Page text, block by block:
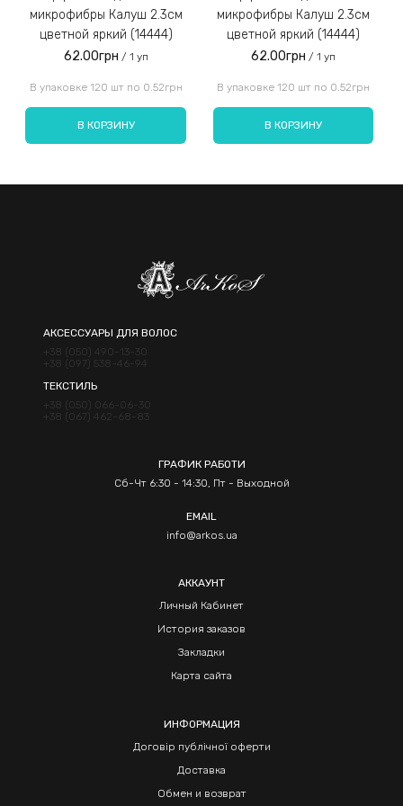
микрофибры Калуш 2.3см
цветной яркий (14444)
62.00грн / 1 уп
В упаковке 120 шт по 0.52грн
В КОРЗИНУ
микрофибры Калуш 2.3см
цветной яркий (14444)
62.00грн / 1 уп
В упаковке 120 шт по 0.52грн
В КОРЗИНУ
АКСЕССУАРЫ ДЛЯ ВОЛОС
+38 (050) 490-13-30
+38 (097) 538-46-94
ТЕКСТИЛЬ
+38 (050) 066-06-30
+38 (067) 462-68-83
ГРАФИК РАБОТИ
Сб-Чт 6:30 - 14:30, Пт - Выходной
EMAIL
info@arkos.ua
АККАУНТ
Личный Кабинет
История заказов
Закладки
Карта сайта
ИНФОРМАЦИЯ
Договір публічної оферти
Доставка
Обмен и возврат